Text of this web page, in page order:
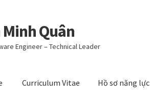
Quân
Engineer – Technical Leader
Curriculum Vitae Hồ sơ năng lực